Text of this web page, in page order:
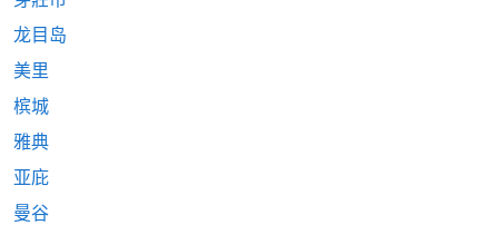
龙目岛
美里
槟城
雅典
亚庇
曼谷